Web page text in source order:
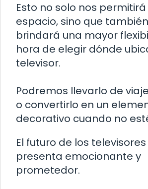
Esto no solo nos
espacio, sino que
brindará una mayor
hora de elegir dónde
televisor.
Podremos llevarlo de
o convertirlo en un
decorativo cuando no
El futuro de los televisores
presenta emocionante y
prometedor.